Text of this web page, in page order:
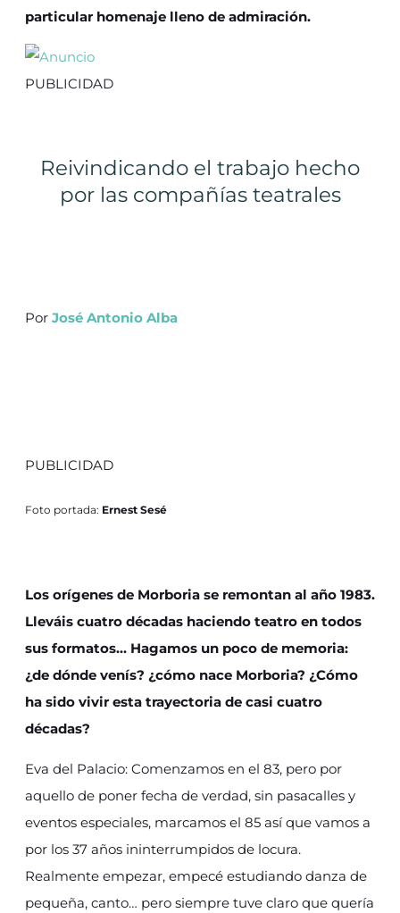
particular homenaje lleno de admiración.
PUBLICIDAD
Reivindicando el trabajo hecho
por las compañías teatrales
Por José Antonio Alba
PUBLICIDAD
Foto portada: Ernest Sesé
Los orígenes de Morboria se remontan al año 1983.
Lleváis cuatro décadas haciendo teatro en todos
sus formatos… Hagamos un poco de memoria:
¿de dónde venís? ¿cómo nace Morboria? ¿Cómo
ha sido vivir esta trayectoria de casi cuatro
décadas?
Eva del Palacio: Comenzamos en el 83, pero por
aquello de poner fecha de verdad, sin pasacalles y
eventos especiales, marcamos el 85 así que vamos a
por los 37 años ininterrumpidos de locura.
Realmente empezar, empecé estudiando danza de
pequeña, canto… pero siempre tuve claro que quería